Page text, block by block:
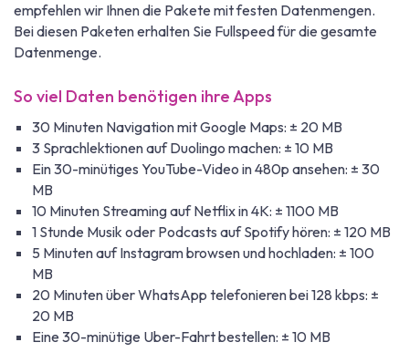
empfehlen wir Ihnen die Pakete mit festen Datenmengen.
Bei diesen Paketen erhalten Sie Fullspeed für die gesamte
Datenmenge.
So viel Daten benötigen ihre Apps
30 Minuten Navigation mit Google Maps: ± 20 MB
3 Sprachlektionen auf Duolingo machen: ± 10 MB
Ein 30-minütiges YouTube-Video in 480p ansehen: ± 30
MB
10 Minuten Streaming auf Netflix in 4K: ± 1100 MB
1 Stunde Musik oder Podcasts auf Spotify hören: ± 120 MB
5 Minuten auf Instagram browsen und hochladen: ± 100
MB
20 Minuten über WhatsApp telefonieren bei 128 kbps: ±
20 MB
Eine 30-minütige Uber-Fahrt bestellen: ± 10 MB